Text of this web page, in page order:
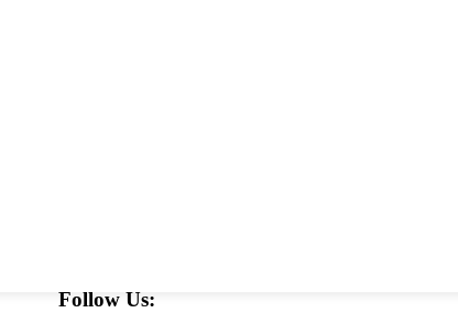
Follow Us: